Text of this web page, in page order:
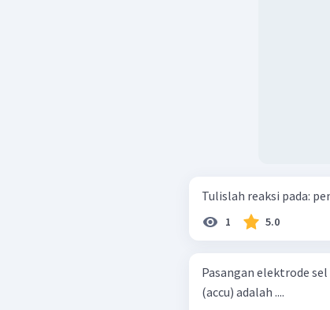
1 5.0
Pasangan elektrode
(accu) adalah ....